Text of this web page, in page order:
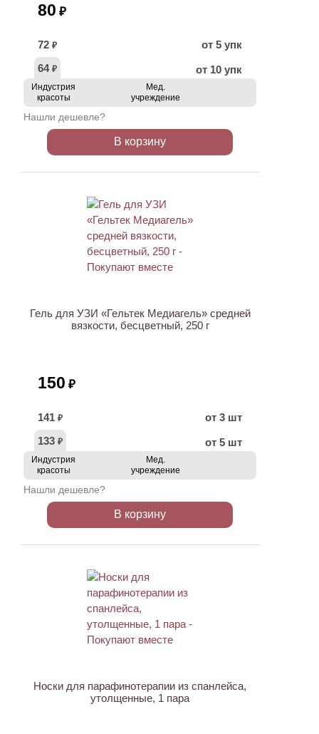
80 ₽
72 ₽
от 5 упк
64 ₽ от 10 упк
Индустрия
красоты
Мед.
учреждение
Нашли дешевле?
В корзину
Гель для УЗИ «Гельтек Медиагель» средней
вязкости, бесцветный, 250 г
150 ₽
141 ₽
от 3 шт
133 ₽ от 5 шт
Индустрия
красоты
Мед.
учреждение
Нашли дешевле?
В корзину
Носки для парафинотерапии из спанлейса,
утолщенные, 1 пара